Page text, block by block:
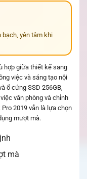
bạch, yên tâm khi
hợp giữa thiết kế sang
việc và sáng tạo nội
ổ cứng SSD 256GB,
văn phòng và chỉnh
2019 vẫn là lựa chọn
mượt mà.
mà